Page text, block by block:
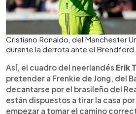
Cristiano Ronaldo, del Manchester
durante la derrota ante el
Así, el cuadro del neerlandés Erik
pretender a Frenkie de Jong, del
decantarse por el brasileño del
están dispuestos a tirar la casa
empezar a tomar el camino